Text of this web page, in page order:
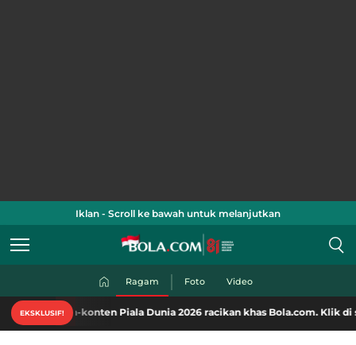
Iklan - Scroll ke bawah untuk melanjutkan
Ragam Foto Video
EKSKLUSIF!
konten Piala Dunia 2026 racikan khas Bola.com. Klik di sini!